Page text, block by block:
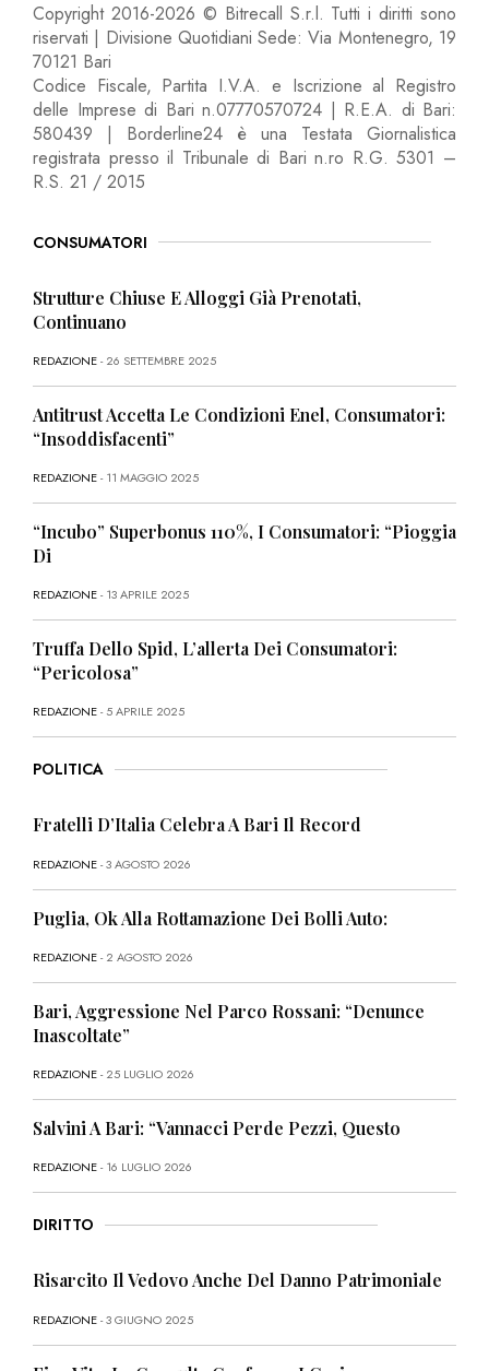
Copyright 2016-2026 © Bitrecall S.r.l. Tutti i diritti sono
riservati | Divisione Quotidiani Sede: Via Montenegro, 19
70121 Bari
Codice Fiscale, Partita I.V.A. e Iscrizione al Registro
delle Imprese di Bari n.07770570724 | R.E.A. di Bari:
580439 | Borderline24 è una Testata Giornalistica
registrata presso il Tribunale di Bari n.ro R.G. 5301 –
R.S. 21 / 2015
CONSUMATORI
Strutture Chiuse E Alloggi Già Prenotati,
Continuano
REDAZIONE- 26 SETTEMBRE 2025
Antitrust Accetta Le Condizioni Enel, Consumatori:
“Insoddisfacenti”
REDAZIONE- 11 MAGGIO 2025
“Incubo” Superbonus 110%, I Consumatori: “Pioggia
Di
REDAZIONE- 13 APRILE 2025
Truffa Dello Spid, L’allerta Dei Consumatori:
“Pericolosa”
REDAZIONE- 5 APRILE 2025
POLITICA
Fratelli D’Italia Celebra A Bari Il Record
REDAZIONE- 3 AGOSTO 2026
Puglia, Ok Alla Rottamazione Dei Bolli Auto:
REDAZIONE- 2 AGOSTO 2026
Bari, Aggressione Nel Parco Rossani: “Denunce
Inascoltate”
REDAZIONE- 25 LUGLIO 2026
Salvini A Bari: “Vannacci Perde Pezzi, Questo
REDAZIONE- 16 LUGLIO 2026
DIRITTO
Risarcito Il Vedovo Anche Del Danno Patrimoniale
REDAZIONE- 3 GIUGNO 2025